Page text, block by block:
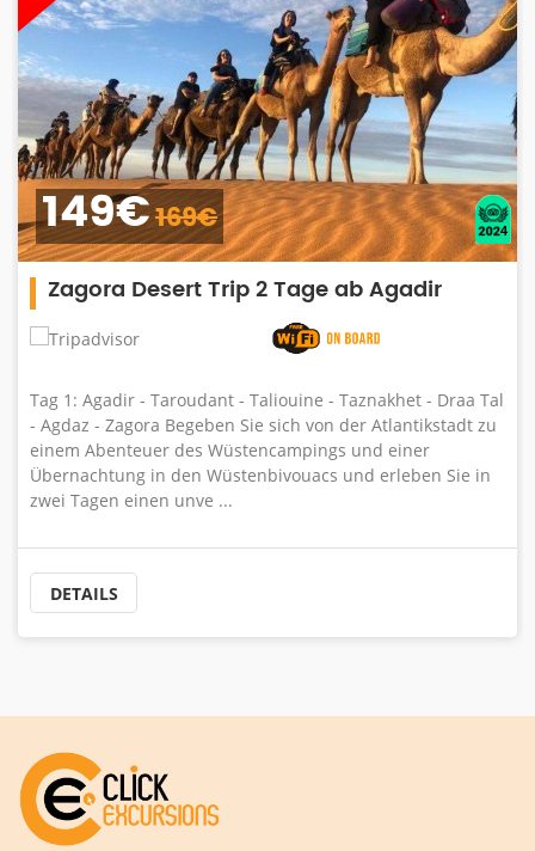
149€169€
Zagora Desert Trip 2 Tage ab Agadir
Tag 1: Agadir - Taroudant - Taliouine - Taznakhet - Draa Tal
- Agdaz - Zagora Begeben Sie sich von der Atlantikstadt zu
einem Abenteuer des Wüstencampings und einer
Übernachtung in den Wüstenbivouacs und erleben Sie in
zwei Tagen einen unve ...
DETAILS